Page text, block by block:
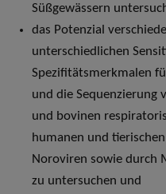
Süßgewässern
das Potenzial
unterschiedlichen
Spezifitätsmerkmalen
und die Sequenzierung
und bovinen
humanen und
Noroviren sowie durch
zu untersuchen und